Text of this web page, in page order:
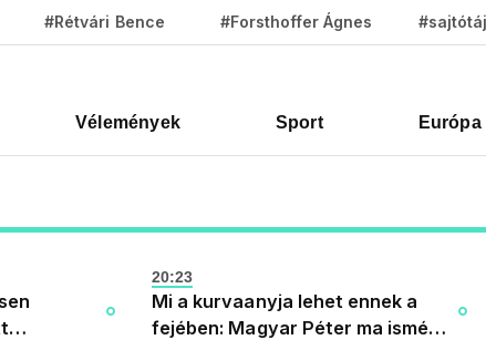
#Rétvári Bence #Forsthoffer Ágnes
Vélemények Sport Európa
20:23
Mi a kurvaanyja lehet ennek a
fejében: Magyar Péter ma ismét